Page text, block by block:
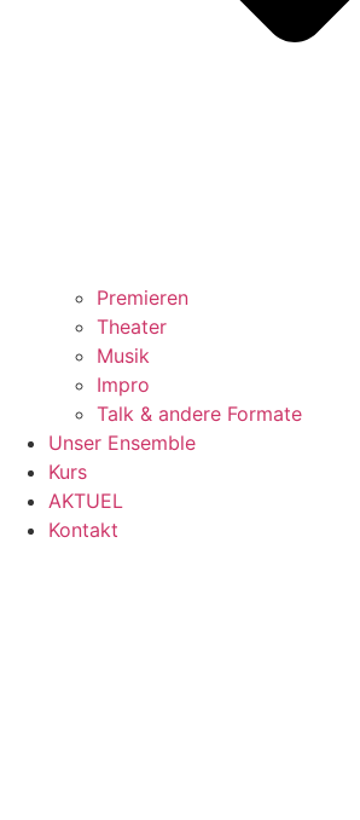
Premieren
Theater
Musik
Impro
Talk & andere Formate
Unser Ensemble
Kurs
AKTUEL
Kontakt